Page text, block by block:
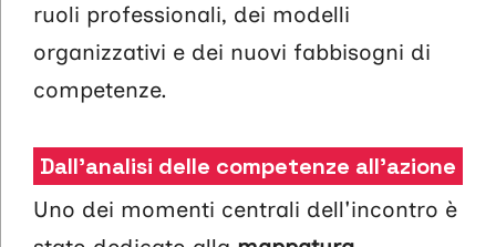
ruoli professionali, dei modelli
organizzativi e dei nuovi fabbisogni di
competenze.
Dall'analisi delle competenze all'azione
Uno dei momenti centrali dell'incontro è